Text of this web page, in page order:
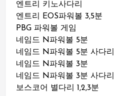
엔트리 키노사다리
엔트리 EOS파워볼 3,5분
PBG 파워볼 게임
네임드 N파워볼 5분
네임드 N파워볼 5분 사다리
네임드 N파워볼 3분
네임드 N파워볼 3분 사다리
보스코어 별다리 1,2,3분